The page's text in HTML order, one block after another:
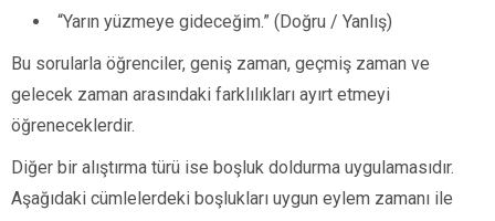
“Yarın yüzmeye gideceğim.” (Doğru / Yanlış)
Bu sorularla öğrenciler, geniş zaman, geçmiş zaman ve
gelecek zaman arasındaki farklılıkları ayırt etmeyi
öğreneceklerdir.
Diğer bir alıştırma türü ise boşluk doldurma uygulamasıdır.
Aşağıdaki cümlelerdeki boşlukları uygun eylem zamanı ile